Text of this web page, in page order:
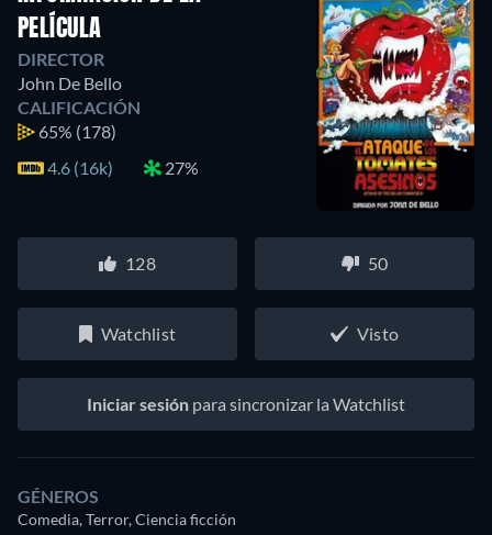
PELÍCULA
DIRECTOR
John De Bello
CALIFICACIÓN
65% (178)
4.6 (16k)
27%
128 50
Watchlist Visto
Iniciar sesión para sincronizar la Watchlist
GÉNEROS
Comedia, Terror, Ciencia ficción